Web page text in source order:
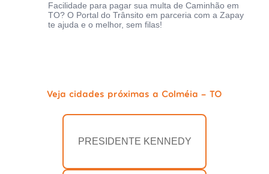
Facilidade para pagar sua multa de Caminhão em
TO? O Portal do Trânsito em parceria com a Zapay
te ajuda e o melhor, sem filas!
Veja cidades próximas a Colméia - TO
PRESIDENTE KENNEDY